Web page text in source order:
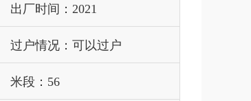
出厂时间：2021
过户情况：可以过户
米段：56